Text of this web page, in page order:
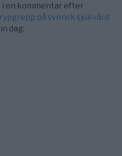
i en kommentar efter
på svensk sjukvård
dag: